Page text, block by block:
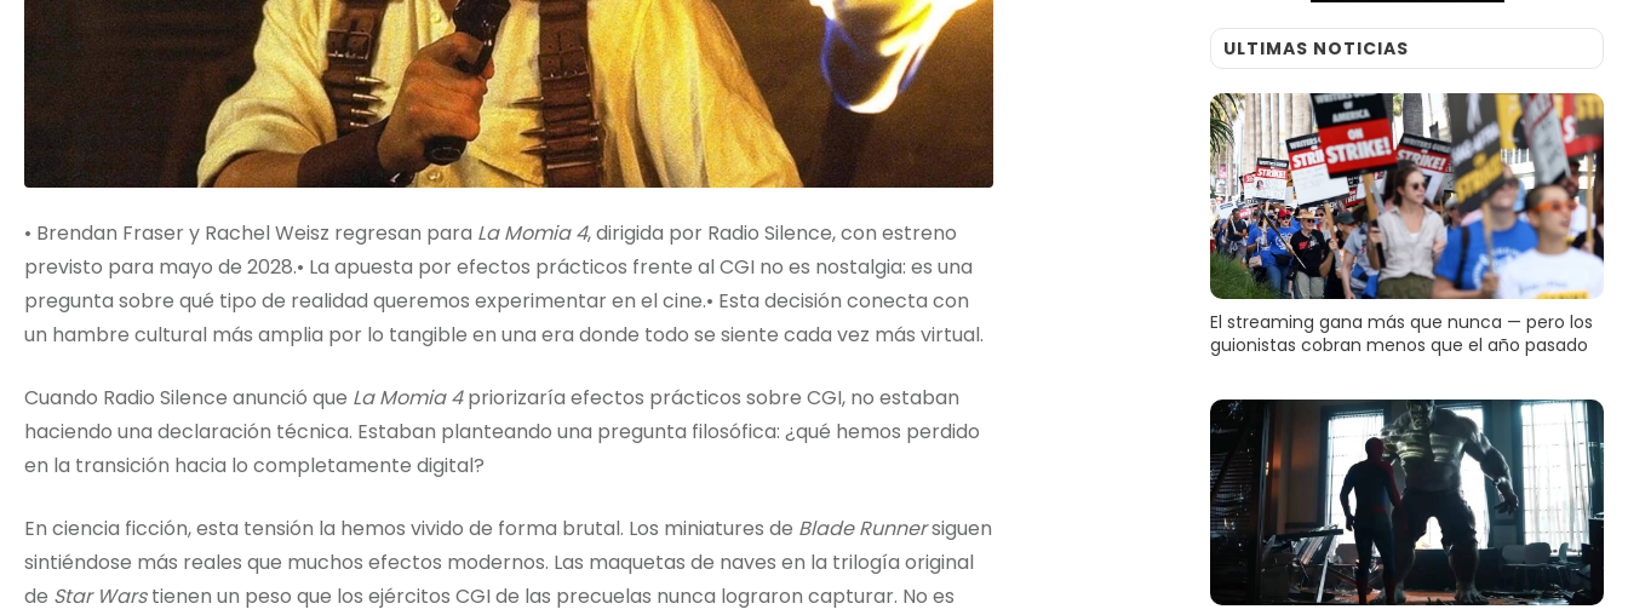
• Brendan Fraser y Rachel Weisz regresan para La Momia 4, dirigida por Radio Silence, con estreno
previsto para mayo de 2028.• La apuesta por efectos prácticos frente al CGI no es nostalgia: es una
pregunta sobre qué tipo de realidad queremos experimentar en el cine.• Esta decisión conecta con
un hambre cultural más amplia por lo tangible en una era donde todo se siente cada vez más virtual.
Cuando Radio Silence anunció que La Momia 4priorizaría efectos prácticos sobre CGI, no estaban
haciendo una declaración técnica. Estaban planteando una pregunta filosófica: ¿qué hemos perdido
en la transición hacia lo completamente digital?
En ciencia ficción, esta tensión la hemos vivido de forma brutal. Los miniatures de Blade Runnersiguen
sintiéndose más reales que muchos efectos modernos. Las maquetas de naves en la trilogía original
de Star Warstienen un peso que los ejércitos CGI de las precuelas nunca lograron capturar. No es
ULTIMAS NOTICIAS
El streaming gana más que nunca — pero los
guionistas cobran menos que el año pasado